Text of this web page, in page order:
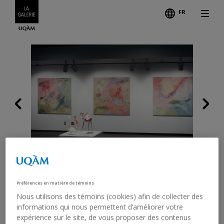
FR
Previous
LOUISE BOISVERT. TRAVAUX
RÉCENTS
Préférences en matière de témoins
Nous utilisons des témoins (cookies) afin de collecter des
informations qui nous permettent d’améliorer votre
expérience sur le site, de vous proposer des contenus